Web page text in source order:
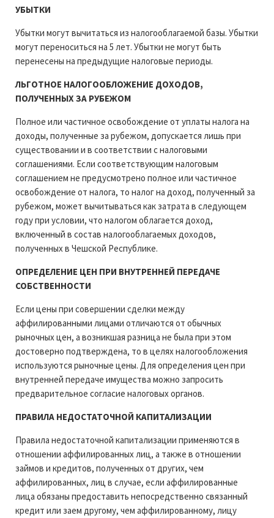
УБЫТКИ
Убытки могут вычитаться из налогооблагаемой базы. Убытки
могут переноситься на 5 лет. Убытки не могут быть
перенесены на предыдущие налоговые периоды.
ЛЬГОТНОЕ НАЛОГООБЛОЖЕНИЕ ДОХОДОВ,
ПОЛУЧЕННЫХ ЗА РУБЕЖОМ
Полное или частичное освобождение от уплаты налога на
доходы, полученные за рубежом, допускается лишь при
существовании и в соответствии с налоговыми
соглашениями. Если соответствующим налоговым
соглашением не предусмотрено полное или частичное
освобождение от налога, то налог на доход, полученный за
рубежом, может вычитываться как затрата в следующем
году при условии, что налогом облагается доход,
включенный в состав налогооблагаемых доходов,
полученных в Чешской Республике.
ОПРЕДЕЛЕНИЕ ЦЕН ПРИ ВНУТРЕННЕЙ ПЕРЕДАЧЕ
СОБСТВЕННОСТИ
Если цены при совершении сделки между
аффилированными лицами отличаются от обычных
рыночных цен, а возникшая разница не была при этом
достоверно подтверждена, то в целях налогообложения
используются рыночные цены. Для определения цен при
внутренней передаче имущества можно запросить
предварительное согласие налоговых органов.
ПРАВИЛА НЕДОСТАТОЧНОЙ КАПИТАЛИЗАЦИИ
Правила недостаточной капитализации применяются в
отношении аффилированных лиц, а также в отношении
займов и кредитов, полученных от других, чем
аффилированных, лиц в случае, если аффилированные
лица обязаны предоставить непосредственно связанный
кредит или заем другому, чем аффилированному, лицу